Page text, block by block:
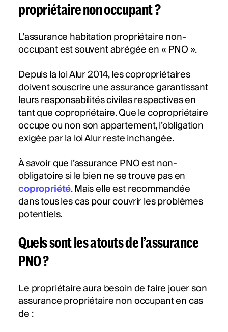
propriétaire non occupant ?
L'assurance habitation propriétaire non-
occupant est souvent abrégée en « PNO ».
Depuis la loi Alur 2014, les copropriétaires
doivent souscrire une assurance garantissant
leurs responsabilités civiles respectives en
tant que copropriétaire. Que le copropriétaire
occupe ou non son appartement, l’obligation
exigée par la loi Alur reste inchangée.
À savoir que l’assurance PNO est non-
obligatoire si le bien ne se trouve pas en
copropriété. Mais elle est recommandée
dans tous les cas pour couvrir les problèmes
potentiels.
Quels sont les atouts de l’assurance
PNO ?
Le propriétaire aura besoin de faire jouer son
assurance propriétaire non occupant en cas
de :